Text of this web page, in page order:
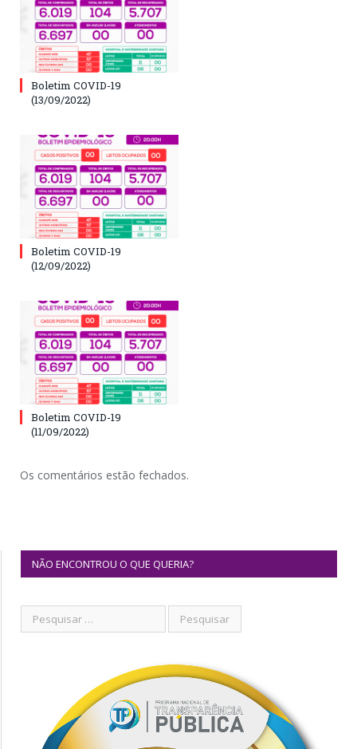
Boletim COVID-19
(13/09/2022)
Boletim COVID-19
(12/09/2022)
Boletim COVID-19
(11/09/2022)
Os comentários estão fechados.
NÃO ENCONTROU O QUE QUERIA?